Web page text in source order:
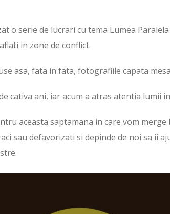
o serie de lucrari cu tema Lumea
in zone de conflict.
asa, fata in fata, fotografiile capata
cativa ani, iar acum a atras atentia lumii
aceasta saptamana in care vom merge
sau defavorizati si depinde de noi sa ii